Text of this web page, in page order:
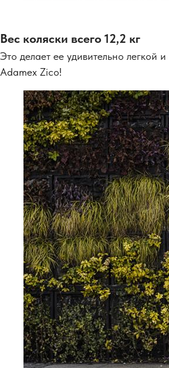
Вес коляски всего 12,2 кг
Это делает ее удивительно
Adamex Zico!